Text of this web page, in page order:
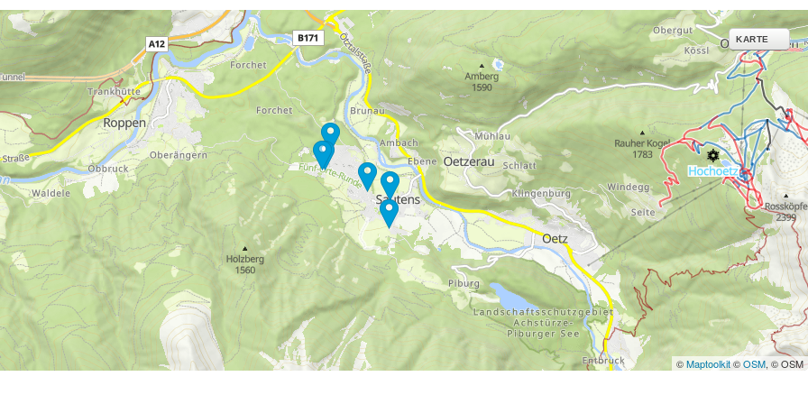
KARTE
©Maptoolkit©OSM, © OSM